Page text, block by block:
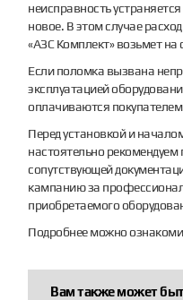
неисправность
новое. В этом случае
«АЗС Комплект» возьмет на
Если поломка вызвана
эксплуатацией
оплачиваются
Перед установкой и
настоятельно
сопутствующей
кампанию за
приобретаемого
Подробнее можно
Вам также может